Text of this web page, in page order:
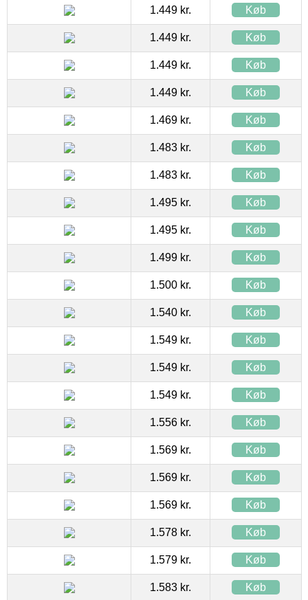
1.449 kr. Køb
1.449 kr. Køb
1.449 kr. Køb
1.449 kr. Køb
1.469 kr. Køb
1.483 kr. Køb
1.483 kr. Køb
1.495 kr. Køb
1.495 kr. Køb
1.499 kr. Køb
1.500 kr. Køb
1.540 kr. Køb
1.549 kr. Køb
1.549 kr. Køb
1.549 kr. Køb
1.556 kr. Køb
1.569 kr. Køb
1.569 kr. Køb
1.569 kr. Køb
1.578 kr. Køb
1.579 kr. Køb
1.583 kr. Køb